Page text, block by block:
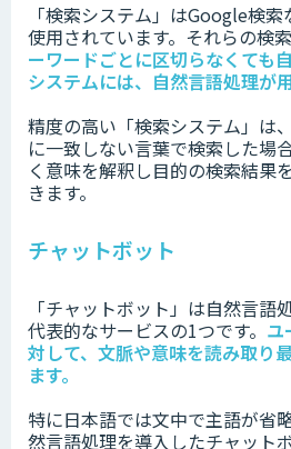
「検索システム」はGoogle検
使用されています。それらの検
ーワードごとに区切らなくても
システムには、自然言語処理が
精度の高い「検索システム」は
に一致しない言葉で検索した場
く意味を解釈し目的の検索結果
きます。
チャットボット
「チャットボット」は自然言語
代表的なサービスの1つです。 ユ
対して、文脈や意味を読み取り
ます。
特に日本語では文中で主語が省
然言語処理を導入したチャット